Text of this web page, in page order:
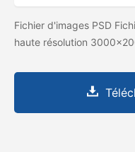
Fichier d'images PSD
haute résolution